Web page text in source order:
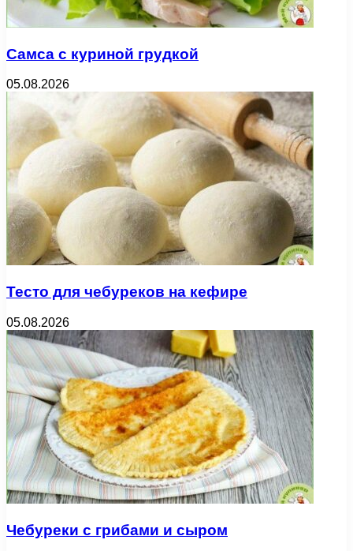
Самса с куриной грудкой
05.08.2026
Тесто для чебуреков на кефире
05.08.2026
Чебуреки с грибами и сыром